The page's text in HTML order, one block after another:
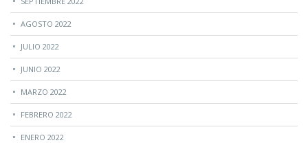
AGOSTO 2022
JULIO 2022
JUNIO 2022
MARZO 2022
FEBRERO 2022
ENERO 2022